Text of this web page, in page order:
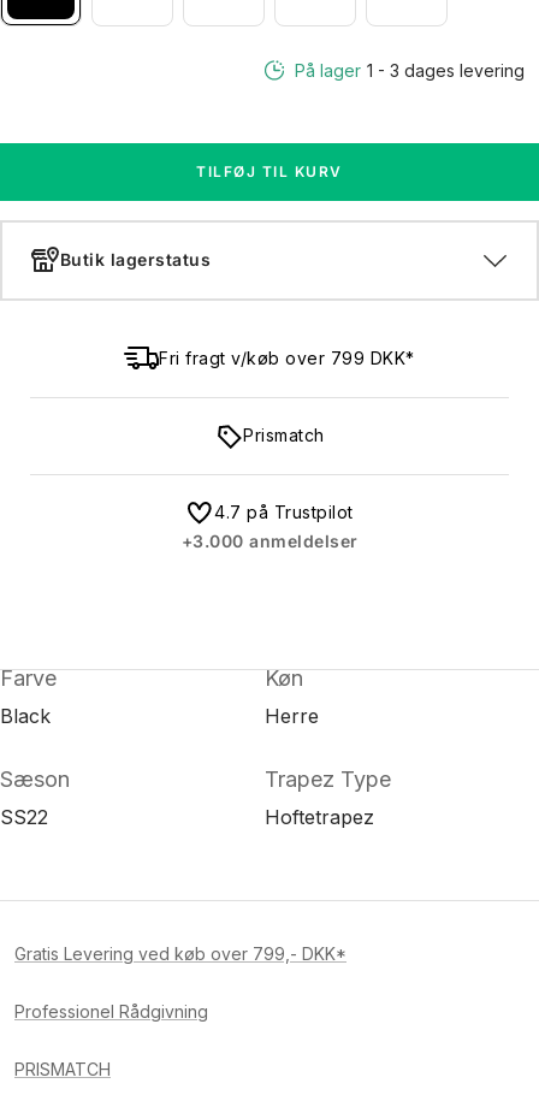
På lager 1 - 3 dages levering
TILFØJ TIL KURV
Butik lagerstatus
Fri fragt v/køb over 799 DKK*
Prismatch
4.7 på Trustpilot
+3.000 anmeldelser
Farve
Black
Køn
Herre
Sæson
SS22
Trapez Type
Hoftetrapez
Gratis Levering ved køb over 799,- DKK*
Professionel Rådgivning
PRISMATCH